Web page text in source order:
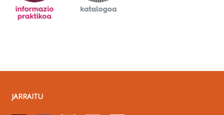
JARRAITU